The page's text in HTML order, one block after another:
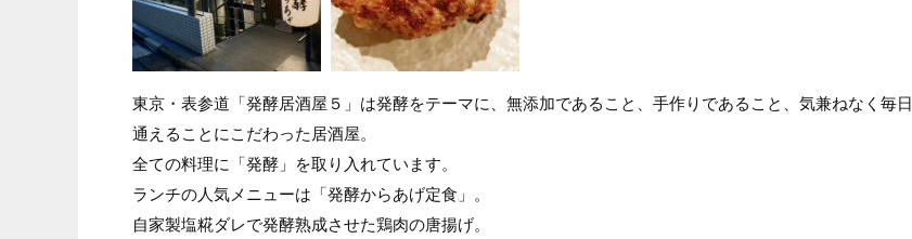
東京・表参道「発酵居酒屋５」は発酵をテーマに、無添加であること、手作りであること、気兼ねなく毎日
通えることにこだわった居酒屋。
全ての料理に「発酵」を取り入れています。
ランチの人気メニューは「発酵からあげ定食」。
自家製塩糀ダレで発酵熟成させた鶏肉の唐揚げ。